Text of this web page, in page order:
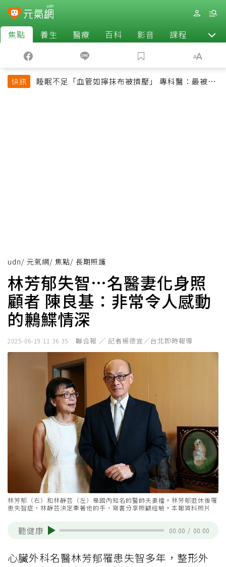
焦點 養生 醫療 百科 影音 課程 退休
快訊
睡眠不足「血管如擰抹布被擠壓」 專科醫：最被忽
udn/ 元氣網/ 焦點/ 長期照護
林芳郁失智…名醫妻化身照
顧者 陳良基：非常令人感動
的鶼鰈情深
2025-06-19 11:36:35 聯合報 ／ 記者楊德宜／台北即時報導
林芳郁（右）和林靜芸（左）是國內知名的醫師夫妻檔。林芳郁退休後罹
患失智症，林靜芸決定牽著他的手，寫書分享照顧經驗。本報資料照片
聽健康 00:00 / 00:00
心臟外科名醫林芳郁罹患失智多年，整形外